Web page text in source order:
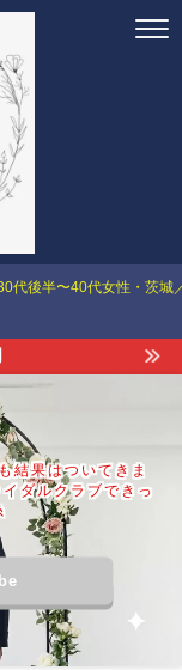
代後半〜40代女性・茨城
結果はついてきま
ダルクラブできっ